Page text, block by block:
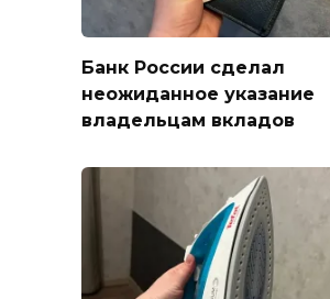
Банк России сделал
неожиданное указание
владельцам вкладов